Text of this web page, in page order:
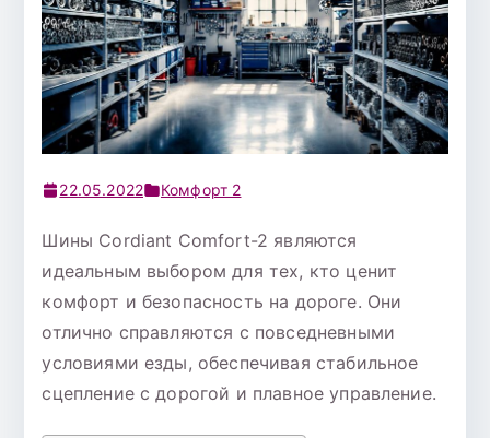
22.05.2022 Комфорт 2
Шины Cordiant Comfort-2 являются
идеальным выбором для тех, кто ценит
комфорт и безопасность на дороге. Они
отлично справляются с повседневными
условиями езды, обеспечивая стабильное
сцепление с дорогой и плавное управление.